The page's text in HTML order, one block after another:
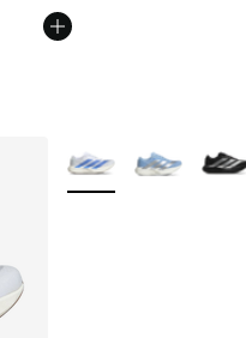
Meer kleuren